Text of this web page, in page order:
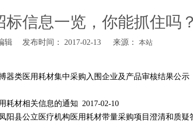
信息一览，你能抓住吗？
辑 发布时间： 2017-02-13 来源： 本站
器类医用耗材集中采购入围企业及产品审核结果公示
耗材相关信息的通知 2017-02-10
阳县公立医疗机构医用耗材带量采购项目澄清和质疑